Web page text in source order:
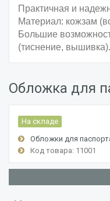
Практичная и
Материал: кожзам
Большие
(тиснение, вышивка).
Обложка для
На складе
Обложки для
Код товара: 11001